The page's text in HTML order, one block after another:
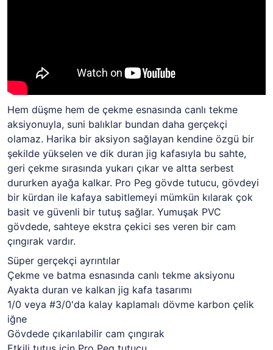
Hem düşme hem de çekme esnasında canlı tekme
aksiyonuyla, suni balıklar bundan daha gerçekçi
olamaz. Harika bir aksiyon sağlayan kendine özgü bir
şekilde yükselen ve dik duran jig kafasıyla bu sahte,
geri çekme sırasında yukarı çıkar ve altta serbest
dururken ayağa kalkar. Pro Peg gövde tutucu, gövdeyi
bir kürdan ile kafaya sabitlemeyi mümkün kılarak çok
basit ve güvenli bir tutuş sağlar. Yumuşak PVC
gövdede, sahteye ekstra çekici ses veren bir cam
çıngırak vardır.
Süper gerçekçi ayrıntılar
Çekme ve batma esnasında canlı tekme aksiyonu
Ayakta duran ve kalkan jig kafa tasarımı
1/0 veya #3/0'da kalay kaplamalı dövme karbon çelik
iğne
Gövdede çıkarılabilir cam çıngırak